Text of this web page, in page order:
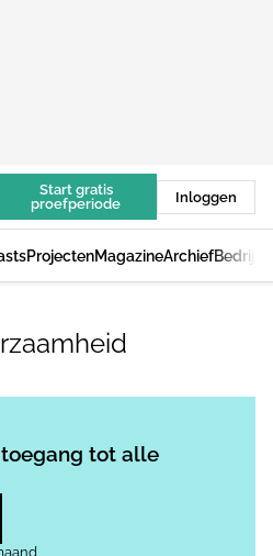
Start gratis
proefperiode
Inloggen
ProjectenMagazineArchief
tot alle